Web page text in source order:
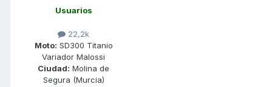
Usuarios
22,2k
Moto: SD300 Titanio
Variador Malossi
Ciudad: Molina de
Segura (Murcia)